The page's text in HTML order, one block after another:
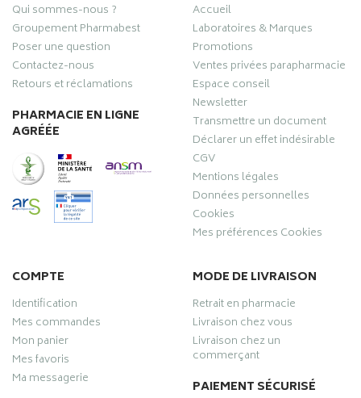
Qui sommes-nous ?
Groupement Pharmabest
Poser une question
Contactez-nous
Retours et réclamations
PHARMACIE EN LIGNE
AGRÉÉE
Accueil
Laboratoires & Marques
Promotions
Ventes privées parapharmacie
Espace conseil
Newsletter
Transmettre un document
Déclarer un effet indésirable
CGV
Mentions légales
Données personnelles
Cookies
Mes préférences Cookies
COMPTE
Identification
Mes commandes
Mon panier
Mes favoris
Ma messagerie
MODE DE LIVRAISON
Retrait en pharmacie
Livraison chez vous
Livraison chez un
commerçant
PAIEMENT SÉCURISÉ